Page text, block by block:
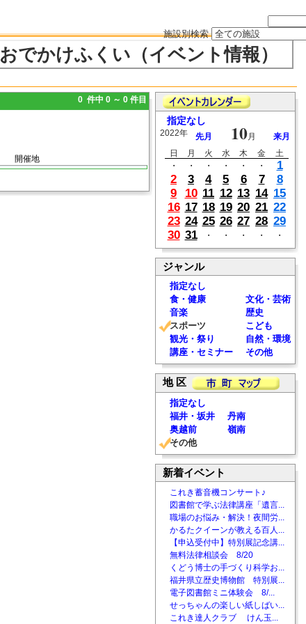
施設別検索
おでかけふくい（イベント情報）
0 件中 0 ～ 0 件目
開催地
指定なし
2022年 先月 10月
来月
日
月 火 水 木 金
土
・
・ ・ ・ ・ ・
1
2
3 4 5 6 7
8
9
10 11 12 13 14 15
16 17 18 19 20 21 22
23 24 25 26 27 28 29
30 31 ・ ・ ・ ・ ・
ジャンル
指定なし
食・健康
文化・芸術
音楽
歴史
スポーツ
こども
観光・祭り
自然・環境
講座・セミナー
その他
地 区
指定なし
福井・坂井
丹南
奥越前
嶺南
その他
新着イベント
これき蓄音機コンサート♪
図書館で学ぶ法律講座「遺言...
職場のお悩み・解決！夜間労...
かるたクイーンが教える百人...
【申込受付中】特別展記念講...
無料法律相談会 8/20
くどう博士の手づくり科学お...
福井県立歴史博物館 特別展...
電子図書館ミニ体験会 8/...
せっちゃんの楽しい紙しばい...
これき達人クラブ けん玉...